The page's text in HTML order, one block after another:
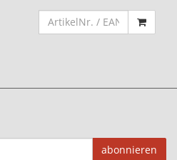
abonnieren